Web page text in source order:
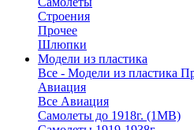
Строения
Прочее
Шлюпки
Модели из пластика
Все - Модели из пластика
Авиация
Все Авиация
Самолеты до 1918г. (1МВ)